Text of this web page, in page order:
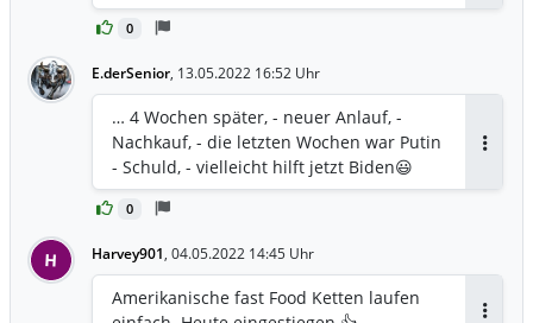
0
E.derSenior, 13.05.2022 16:52 Uhr
0
… 4 Wochen später, - neuer Anlauf, -
Nachkauf, - die letzten Wochen war Putin
- Schuld, - vielleicht hilft jetzt Biden😃
H Harvey901, 04.05.2022 14:45 Uhr
Amerikanische fast Food Ketten laufen